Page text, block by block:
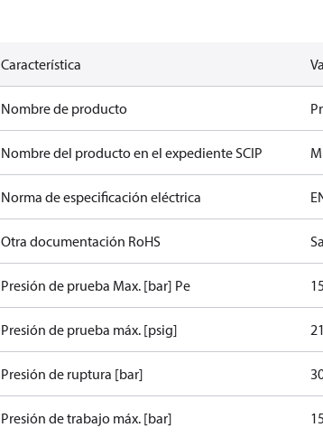
Característica
Nombre de producto
Nombre del producto en el expediente SCIP
Norma de especificación eléctrica
Otra documentación RoHS
Presión de prueba Max. [bar] Pe
Presión de prueba máx. [psig]
Presión de ruptura [bar]
Presión de trabajo máx. [bar]